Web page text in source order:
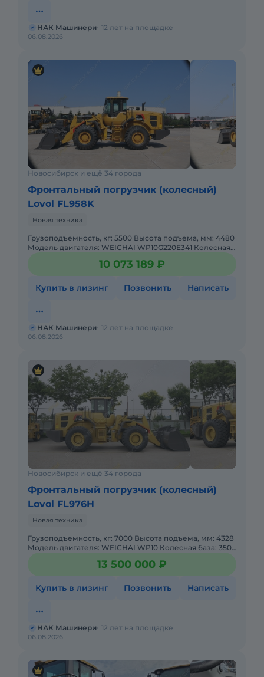
06.08.2026
НАК Машинери 12 лет на площадке
Новосибирск и ещё 34 города
Фронтальный погрузчик (колесный)
Lovol FL958K
Новая техника
Грузоподъемность, кг: 5500 Высота подъема, мм: 4480
Модель двигателя: WEICHAI WP10G220E341 Колесная
10 073 189 ₽
Купить в лизинг Позвонить Написать
06.08.2026
НАК Машинери 12 лет на площадке
Новосибирск и ещё 34 города
Фронтальный погрузчик (колесный)
Lovol FL976H
Новая техника
Грузоподъемность, кг: 7000 Высота подъема, мм: 4328
Модель двигателя: WEICHAI WP10 Колесная база: 3500
13 500 000 ₽
Купить в лизинг Позвонить Написать
06.08.2026
НАК Машинери 12 лет на площадке